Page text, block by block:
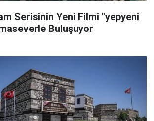
Serisinin Yeni Filmi "yepyeni
Buluşuyor